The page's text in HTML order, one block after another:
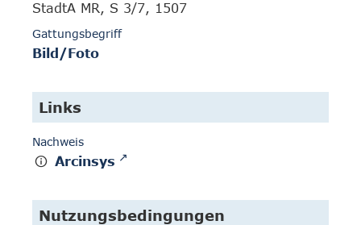
StadtA MR, S 3/7, 1507
Gattungsbegriff
Bild/Foto
Links
Nachweis
Arcinsys
Nutzungsbedingungen